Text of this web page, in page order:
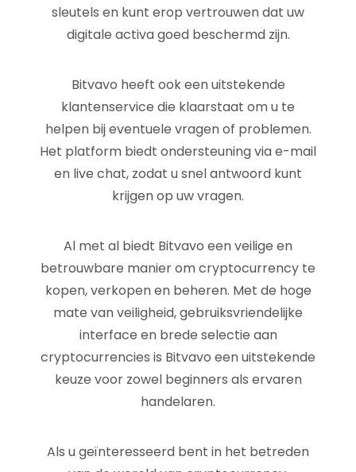
sleutels en kunt erop vertrouwen dat uw
digitale activa goed beschermd zijn.
Bitvavo heeft ook een uitstekende
klantenservice die klaarstaat om u te
helpen bij eventuele vragen of problemen.
Het platform biedt ondersteuning via e-mail
en live chat, zodat u snel antwoord kunt
krijgen op uw vragen.
Al met al biedt Bitvavo een veilige en
betrouwbare manier om cryptocurrency te
kopen, verkopen en beheren. Met de hoge
mate van veiligheid, gebruiksvriendelijke
interface en brede selectie aan
cryptocurrencies is Bitvavo een uitstekende
keuze voor zowel beginners als ervaren
handelaren.
Als u geïnteresseerd bent in het betreden